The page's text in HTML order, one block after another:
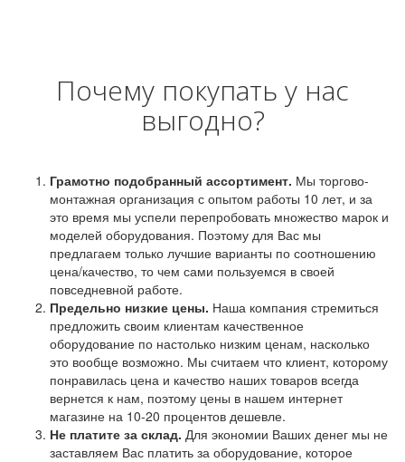
Почему покупать у нас
выгодно?
Грамотно подобранный ассортимент. Мы торгово-
монтажная организация с опытом работы 10 лет, и за
это время мы успели перепробовать множество марок и
моделей оборудования. Поэтому для Вас мы
предлагаем только лучшие варианты по соотношению
цена/качество, то чем сами пользуемся в своей
повседневной работе.
Предельно низкие цены. Наша компания стремиться
предложить своим клиентам качественное
оборудование по настолько низким ценам, насколько
это вообще возможно. Мы считаем что клиент, которому
понравилась цена и качество наших товаров всегда
вернется к нам, поэтому цены в нашем интернет
магазине на 10-20 процентов дешевле.
Не платите за склад. Для экономии Ваших денег мы не
заставляем Вас платить за оборудование, которое